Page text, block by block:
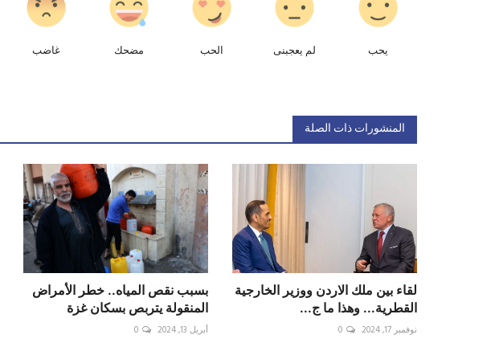
يحب لم يعجبنى الحب مضحك غاضب
المنشورات ذات الصلة
لقاء بين ملك الاردن ووزير الخارجية
القطرية... وهذا ما ج...
نوفمبر 17, 2024 0
بسبب نقص المياه.. خطر الأمراض
المنقولة يتربص بسكان غزة
أبريل 13, 2024 0